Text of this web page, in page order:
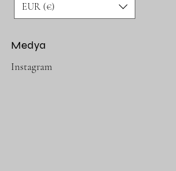
EUR (€)
Medya
Instagram